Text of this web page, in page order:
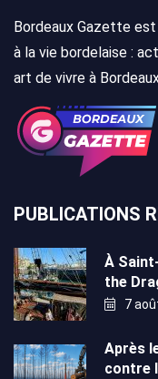
Bordeaux Gazette
à la vie bordelaise :
art de vivre à
PUBLICATIONS
À
the
7
Après
contre